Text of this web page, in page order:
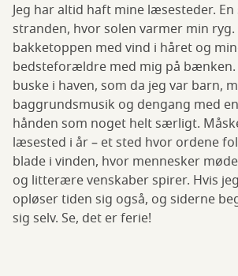
Jeg har altid haft mine læsesteder. En
stranden, hvor solen varmer min
bakketoppen med vind i håret og
bedsteforældre med mig på
buske i haven, som da jeg var barn,
baggrundsmusik og dengang med
hånden som noget helt særligt.
læsested i år – et sted hvor ordene
blade i vinden, hvor mennesker
og litterære venskaber spirer. Hvis
opløser tiden sig også, og siderne
sig selv. Se, det er ferie!